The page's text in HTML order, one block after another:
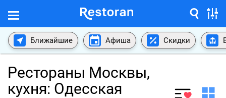
Ближайшие Афиша Скидки
Рестораны Москвы,
кухня: Одесская